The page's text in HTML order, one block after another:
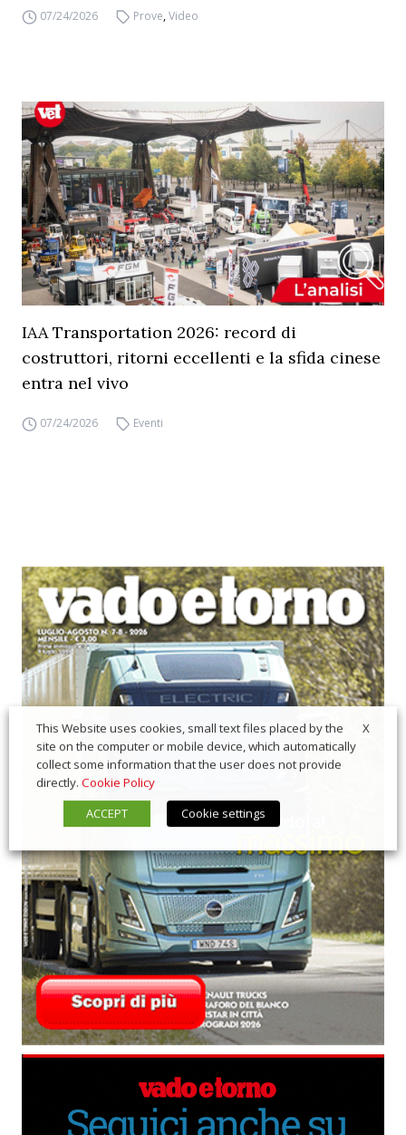
07/24/2026 Prove,Video
IAA Transportation 2026: record di
costruttori, ritorni eccellenti e la sfida cinese
entra nel vivo
07/24/2026 Eventi
X
This Website uses cookies, small text files placed by the
site on the computer or mobile device, which automatically
collect some information that the user does not provide
directly. Cookie Policy
ACCEPT
Cookie settings